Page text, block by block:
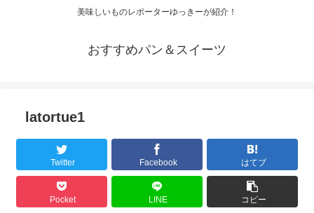
美味しいものレポーターゆっきーが紹介！
おすすめパン＆スイーツ
latortue1
Twitter Facebook はてブ
Pocket LINE コピー